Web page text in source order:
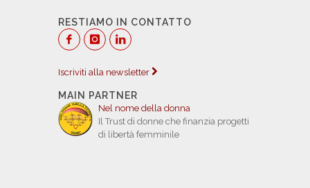
RESTIAMO IN CONTATTO
Iscriviti alla newsletter
MAIN PARTNER
Nel nome della donna
Il Trust di donne che finanzia progetti
di libertà femminile